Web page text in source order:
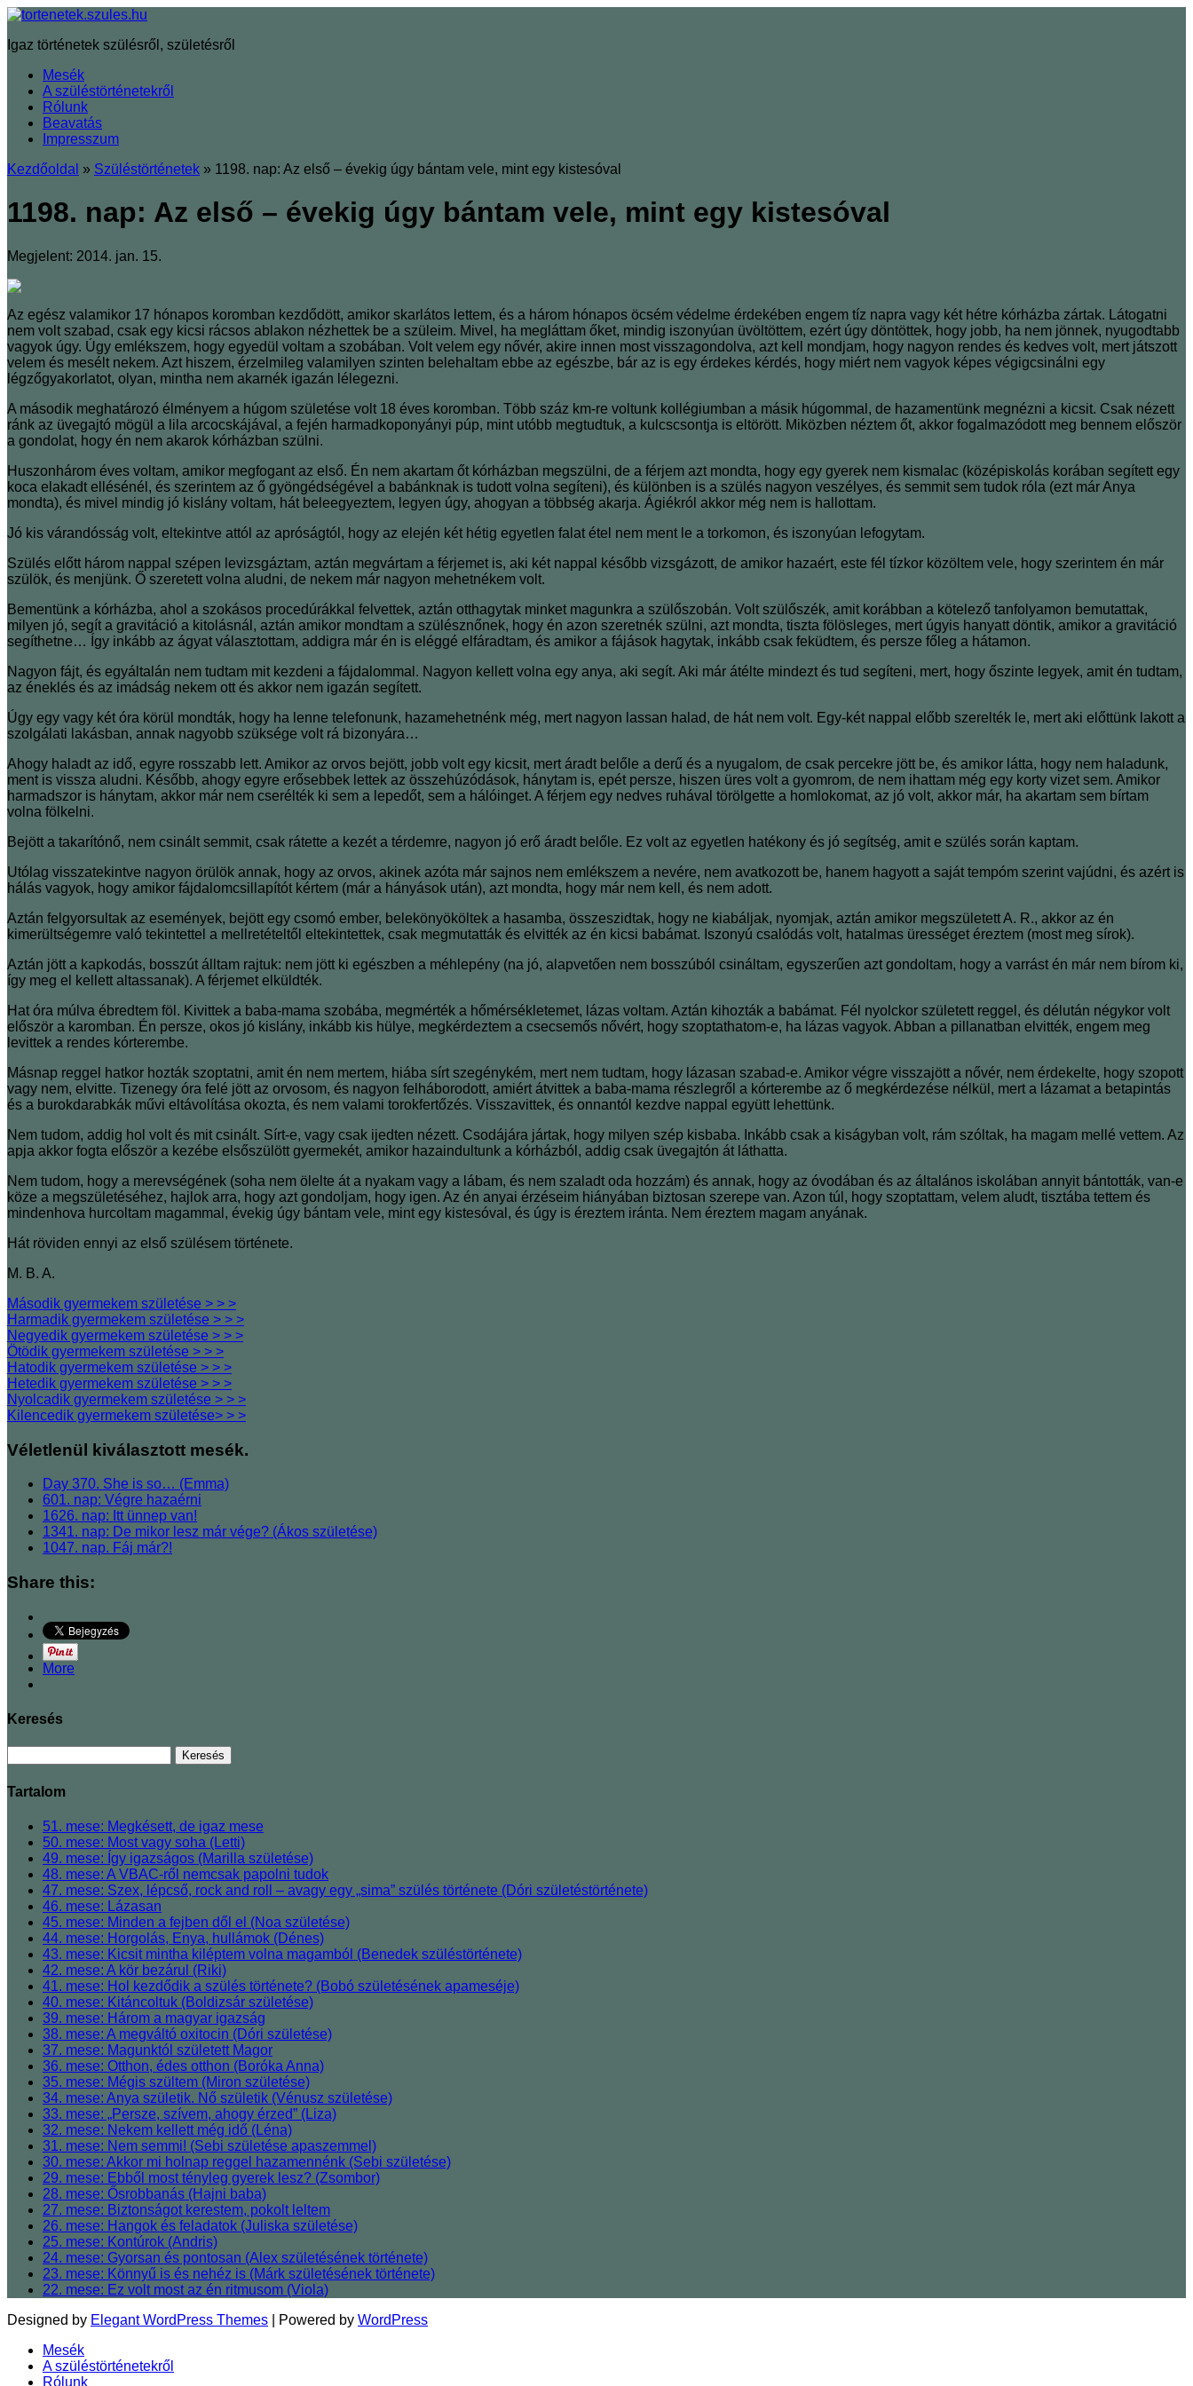
Igaz történetek szülésről, születésről
Mesék
A szüléstörténetekről
Rólunk
Beavatás
Impresszum
Kezdőoldal » Szüléstörténetek » 1198. nap: Az első – évekig úgy bántam vele, mint egy kistesóval
1198. nap: Az első – évekig úgy bántam vele, mint egy kistesóval
Megjelent: 2014. jan. 15.
Az egész valamikor 17 hónapos koromban kezdődött, amikor skarlátos lettem, és a három hónapos öcsém védelme érdekében engem tíz napra vagy két hétre kórházba zártak. Látogatni
nem volt szabad, csak egy kicsi rácsos ablakon nézhettek be a szüleim. Mivel, ha megláttam őket, mindig iszonyúan üvöltöttem, ezért úgy döntöttek, hogy jobb, ha nem jönnek, nyugodtabb
vagyok úgy. Úgy emlékszem, hogy egyedül voltam a szobában. Volt velem egy nővér, akire innen most visszagondolva, azt kell mondjam, hogy nagyon rendes és kedves volt, mert játszott
velem és mesélt nekem. Azt hiszem, érzelmileg valamilyen szinten belehaltam ebbe az egészbe, bár az is egy érdekes kérdés, hogy miért nem vagyok képes végigcsinálni egy
légzőgyakorlatot, olyan, mintha nem akarnék igazán lélegezni.
A második meghatározó élményem a húgom születése volt 18 éves koromban. Több száz km-re voltunk kollégiumban a másik húgommal, de hazamentünk megnézni a kicsit. Csak nézett
ránk az üvegajtó mögül a lila arcocskájával, a fején harmadkoponyányi púp, mint utóbb megtudtuk, a kulcscsontja is eltörött. Miközben néztem őt, akkor fogalmazódott meg bennem először
a gondolat, hogy én nem akarok kórházban szülni.
Huszonhárom éves voltam, amikor megfogant az első. Én nem akartam őt kórházban megszülni, de a férjem azt mondta, hogy egy gyerek nem kismalac (középiskolás korában segített egy
koca elakadt ellésénél, és szerintem az ő gyöngédségével a babánknak is tudott volna segíteni), és különben is a szülés nagyon veszélyes, és semmit sem tudok róla (ezt már Anya
mondta), és mivel mindig jó kislány voltam, hát beleegyeztem, legyen úgy, ahogyan a többség akarja. Ágiékról akkor még nem is hallottam.
Jó kis várandósság volt, eltekintve attól az apróságtól, hogy az elején két hétig egyetlen falat étel nem ment le a torkomon, és iszonyúan lefogytam.
Szülés előtt három nappal szépen levizsgáztam, aztán megvártam a férjemet is, aki két nappal később vizsgázott, de amikor hazaért, este fél tízkor közöltem vele, hogy szerintem én már
szülök, és menjünk. Ő szeretett volna aludni, de nekem már nagyon mehetnékem volt.
Bementünk a kórházba, ahol a szokásos procedúrákkal felvettek, aztán otthagytak minket magunkra a szülőszobán. Volt szülőszék, amit korábban a kötelező tanfolyamon bemutattak,
milyen jó, segít a gravitáció a kitolásnál, aztán amikor mondtam a szülésznőnek, hogy én azon szeretnék szülni, azt mondta, tiszta fölösleges, mert úgyis hanyatt döntik, amikor a gravitáció
segíthetne… Így inkább az ágyat választottam, addigra már én is eléggé elfáradtam, és amikor a fájások hagytak, inkább csak feküdtem, és persze főleg a hátamon.
Nagyon fájt, és egyáltalán nem tudtam mit kezdeni a fájdalommal. Nagyon kellett volna egy anya, aki segít. Aki már átélte mindezt és tud segíteni, mert, hogy őszinte legyek, amit én tudtam,
az éneklés és az imádság nekem ott és akkor nem igazán segített.
Úgy egy vagy két óra körül mondták, hogy ha lenne telefonunk, hazamehetnénk még, mert nagyon lassan halad, de hát nem volt. Egy-két nappal előbb szerelték le, mert aki előttünk lakott a
szolgálati lakásban, annak nagyobb szüksége volt rá bizonyára…
Ahogy haladt az idő, egyre rosszabb lett. Amikor az orvos bejött, jobb volt egy kicsit, mert áradt belőle a derű és a nyugalom, de csak percekre jött be, és amikor látta, hogy nem haladunk,
ment is vissza aludni. Később, ahogy egyre erősebbek lettek az összehúzódások, hánytam is, epét persze, hiszen üres volt a gyomrom, de nem ihattam még egy korty vizet sem. Amikor
harmadszor is hánytam, akkor már nem cserélték ki sem a lepedőt, sem a hálóinget. A férjem egy nedves ruhával törölgette a homlokomat, az jó volt, akkor már, ha akartam sem bírtam
volna fölkelni.
Bejött a takarítónő, nem csinált semmit, csak rátette a kezét a térdemre, nagyon jó erő áradt belőle. Ez volt az egyetlen hatékony és jó segítség, amit e szülés során kaptam.
Utólag visszatekintve nagyon örülök annak, hogy az orvos, akinek azóta már sajnos nem emlékszem a nevére, nem avatkozott be, hanem hagyott a saját tempóm szerint vajúdni, és azért is
hálás vagyok, hogy amikor fájdalomcsillapítót kértem (már a hányások után), azt mondta, hogy már nem kell, és nem adott.
Aztán felgyorsultak az események, bejött egy csomó ember, belekönyököltek a hasamba, összeszidtak, hogy ne kiabáljak, nyomjak, aztán amikor megszületett A. R., akkor az én
kimerültségemre való tekintettel a mellretételtől eltekintettek, csak megmutatták és elvitték az én kicsi babámat. Iszonyú csalódás volt, hatalmas ürességet éreztem (most meg sírok).
Aztán jött a kapkodás, bosszút álltam rajtuk: nem jött ki egészben a méhlepény (na jó, alapvetően nem bosszúból csináltam, egyszerűen azt gondoltam, hogy a varrást én már nem bírom ki,
így meg el kellett altassanak). A férjemet elküldték.
Hat óra múlva ébredtem föl. Kivittek a baba-mama szobába, megmérték a hőmérsékletemet, lázas voltam. Aztán kihozták a babámat. Fél nyolckor született reggel, és délután négykor volt
először a karomban. Én persze, okos jó kislány, inkább kis hülye, megkérdeztem a csecsemős nővért, hogy szoptathatom-e, ha lázas vagyok. Abban a pillanatban elvitték, engem meg
levittek a rendes kórterembe.
Másnap reggel hatkor hozták szoptatni, amit én nem mertem, hiába sírt szegénykém, mert nem tudtam, hogy lázasan szabad-e. Amikor végre visszajött a nővér, nem érdekelte, hogy szopott
vagy nem, elvitte. Tizenegy óra felé jött az orvosom, és nagyon felháborodott, amiért átvittek a baba-mama részlegről a kórterembe az ő megkérdezése nélkül, mert a lázamat a betapintás
és a burokdarabkák művi eltávolítása okozta, és nem valami torokfertőzés. Visszavittek, és onnantól kezdve nappal együtt lehettünk.
Nem tudom, addig hol volt és mit csinált. Sírt-e, vagy csak ijedten nézett. Csodájára jártak, hogy milyen szép kisbaba. Inkább csak a kiságyban volt, rám szóltak, ha magam mellé vettem. Az
apja akkor fogta először a kezébe elsőszülött gyermekét, amikor hazaindultunk a kórházból, addig csak üvegajtón át láthatta.
Nem tudom, hogy a merevségének (soha nem ölelte át a nyakam vagy a lábam, és nem szaladt oda hozzám) és annak, hogy az óvodában és az általános iskolában annyit bántották, van-e
köze a megszületéséhez, hajlok arra, hogy azt gondoljam, hogy igen. Az én anyai érzéseim hiányában biztosan szerepe van. Azon túl, hogy szoptattam, velem aludt, tisztába tettem és
mindenhova hurcoltam magammal, évekig úgy bántam vele, mint egy kistesóval, és úgy is éreztem iránta. Nem éreztem magam anyának.
Hát röviden ennyi az első szülésem története.
M. B. A.
Második gyermekem születése > > >
Harmadik gyermekem születése > > >
Negyedik gyermekem születése > > >
Ötödik gyermekem születése > > >
Hatodik gyermekem születése > > >
Hetedik gyermekem születése > > >
Nyolcadik gyermekem születése > > >
Kilencedik gyermekem születése> > >
Véletlenül kiválasztott mesék.
Day 370. She is so… (Emma)
601. nap: Végre hazaérni
1626. nap: Itt ünnep van!
1341. nap: De mikor lesz már vége? (Ákos születése)
1047. nap. Fáj már?!
Share this:
More
Keresés
Tartalom
51. mese: Megkésett, de igaz mese
50. mese: Most vagy soha (Letti)
49. mese: Így igazságos (Marilla születése)
48. mese: A VBAC-ről nemcsak papolni tudok
47. mese: Szex, lépcső, rock and roll ‒ avagy egy „sima” szülés története (Dóri születéstörténete)
46. mese: Lázasan
45. mese: Minden a fejben dől el (Noa születése)
44. mese: Horgolás, Enya, hullámok (Dénes)
43. mese: Kicsit mintha kiléptem volna magamból (Benedek szüléstörténete)
42. mese: A kör bezárul (Riki)
41. mese: Hol kezdődik a szülés története? (Bobó születésének apameséje)
40. mese: Kitáncoltuk (Boldizsár születése)
39. mese: Három a magyar igazság
38. mese: A megváltó oxitocin (Dóri születése)
37. mese: Magunktól született Magor
36. mese: Otthon, édes otthon (Boróka Anna)
35. mese: Mégis szültem (Miron születése)
34. mese: Anya születik. Nő születik (Vénusz születése)
33. mese: „Persze, szívem, ahogy érzed” (Liza)
32. mese: Nekem kellett még idő (Léna)
31. mese: Nem semmi! (Sebi születése apaszemmel)
30. mese: Akkor mi holnap reggel hazamennénk (Sebi születése)
29. mese: Ebből most tényleg gyerek lesz? (Zsombor)
28. mese: Ősrobbanás (Hajni baba)
27. mese: Biztonságot kerestem, pokolt leltem
26. mese: Hangok és feladatok (Juliska születése)
25. mese: Kontúrok (Andris)
24. mese: Gyorsan és pontosan (Alex születésének története)
23. mese: Könnyű is és nehéz is (Márk születésének története)
22. mese: Ez volt most az én ritmusom (Viola)
Designed by Elegant WordPress Themes | Powered by WordPress
Mesék
A szüléstörténetekről
Rólunk